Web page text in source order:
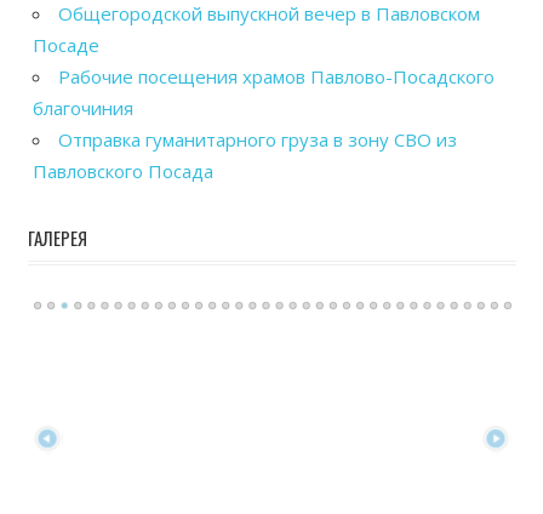
Общегородской выпускной вечер в Павловском
Посаде
Рабочие посещения храмов Павлово-Посадского
благочиния
Отправка гуманитарного груза в зону СВО из
Павловского Посада
ГАЛЕРЕЯ